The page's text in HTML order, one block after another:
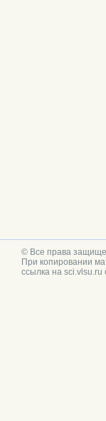
© Все права
При копировании
ссылка на sci.vlsu.ru